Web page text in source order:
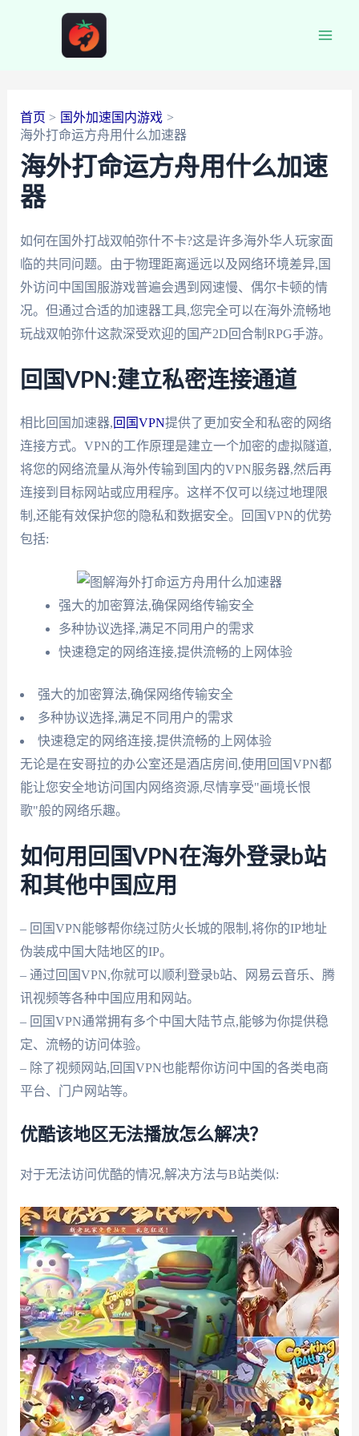
首页
国外加速国内游戏
海外打命运方舟用什么加速器
海外打命运方舟用什么加速
器
如何在国外打战双帕弥什不卡?这是许多海外华人玩家面
临的共同问题。由于物理距离遥远以及网络环境差异,国
外访问中国国服游戏普遍会遇到网速慢、偶尔卡顿的情
况。但通过合适的加速器工具,您完全可以在海外流畅地
玩战双帕弥什这款深受欢迎的国产2D回合制RPG手游。
回国VPN:建立私密连接通道
相比回国加速器,回国VPN提供了更加安全和私密的网络
连接方式。VPN的工作原理是建立一个加密的虚拟隧道,
将您的网络流量从海外传输到国内的VPN服务器,然后再
连接到目标网站或应用程序。这样不仅可以绕过地理限
制,还能有效保护您的隐私和数据安全。回国VPN的优势
包括:
强大的加密算法,确保网络传输安全
多种协议选择,满足不同用户的需求
快速稳定的网络连接,提供流畅的上网体验
强大的加密算法,确保网络传输安全
多种协议选择,满足不同用户的需求
快速稳定的网络连接,提供流畅的上网体验
无论是在安哥拉的办公室还是酒店房间,使用回国VPN都
能让您安全地访问国内网络资源,尽情享受"画境长恨
歌"般的网络乐趣。
如何用回国VPN在海外登录b站
和其他中国应用
– 回国VPN能够帮你绕过防火长城的限制,将你的IP地址
伪装成中国大陆地区的IP。
– 通过回国VPN,你就可以顺利登录b站、网易云音乐、腾
讯视频等各种中国应用和网站。
– 回国VPN通常拥有多个中国大陆节点,能够为你提供稳
定、流畅的访问体验。
– 除了视频网站,回国VPN也能帮你访问中国的各类电商
平台、门户网站等。
优酷该地区无法播放怎么解决？
对于无法访问优酷的情况,解决方法与B站类似: